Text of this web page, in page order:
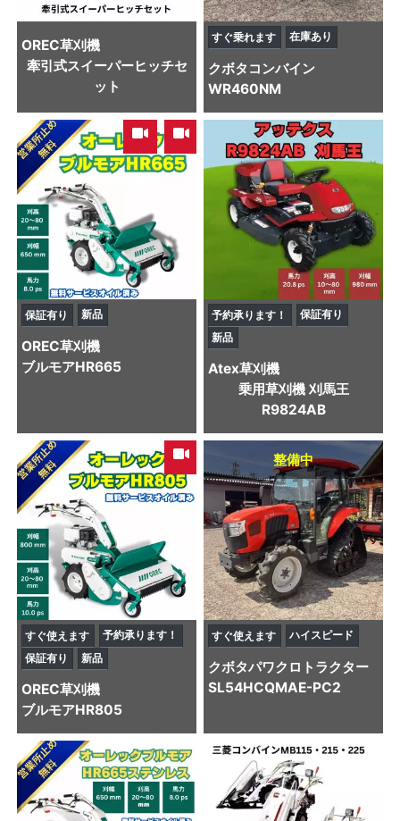
OREC草刈機
牽引式スイーパーヒッチセ
ット
すぐ乗れます 在庫あり
クボタ コンバイン
WR460NM
,
保証有り 新品
OREC草刈機
ブルモアHR665
予約承ります！
保証有り
新品
Atex草刈機
乗用草刈機 刈馬王
R9824AB
すぐ使えます
予約承ります！
保証有り
新品
OREC草刈機
ブルモアHR805
整備中
すぐ使えます ハイスピード
クボタパワクロトラクター
SL54HCQMAE-PC2